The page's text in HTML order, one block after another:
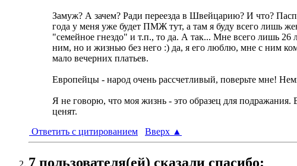
Замуж? А зачем? Ради переезда в Швейцарию? И что?
года у меня уже будет ПМЖ тут, а там я буду всего лишь
"семейное гнездо" и т.п., то да. А так... Мне всего лишь 26
ним, но и жизнью без него :) да, я его люблю, мне с ним
мало вечерних платьев.
Европейцы - народ очень рассчетливый, поверьте мне!
Я не говорю, что моя жизнь - это образец для
ценят.
Ответить с цитированием
Вверх ▲
7 пользователя(ей) сказали cпасибо: